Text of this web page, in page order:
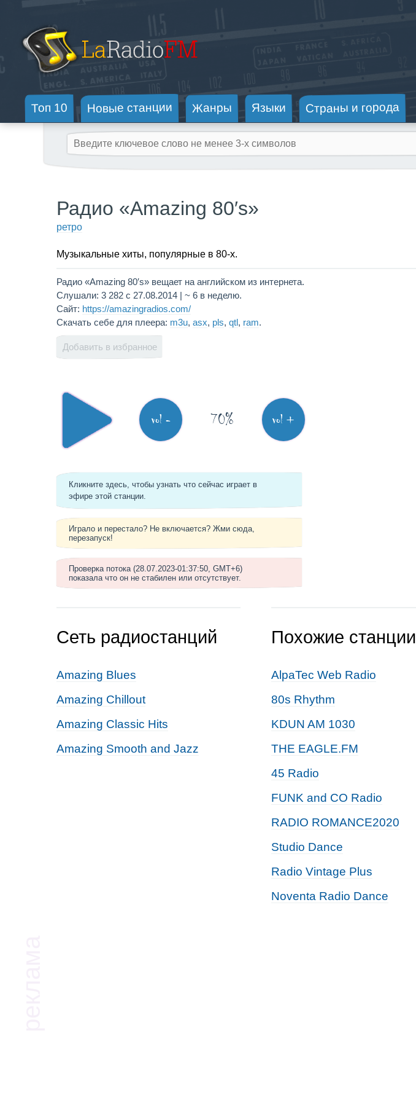
Топ 10 Новые станции Жанры Языки Страны и города
Радио «Amazing 80′s»
ретро
Музыкальные хиты, популярные в 80-х.
Радио «Amazing 80′s» вещает на английском из интернета.
Слушали: 3 282 с 27.08.2014 | ~ 6 в неделю.
Сайт: https://amazingradios.com/
Скачать себе для плеера: m3u, asx, pls, qtl, ram.
Добавить в избранное
vol - 70% vol +
Кликните здесь, чтобы узнать что сейчас играет в
эфире этой станции.
Играло и перестало? Не включается? Жми сюда,
перезапуск!
Проверка потока (28.07.2023-01:37:50, GMT+6)
показала что он не стабилен или отсутствует.
Сеть радиостанций
Amazing Blues
Amazing Chillout
Amazing Classic Hits
Amazing Smooth and Jazz
Похожие станции
AlpaTec Web Radio
80s Rhythm
KDUN AM 1030
THE EAGLE.FM
45 Radio
FUNK and CO Radio
RADIO ROMANCE2020
Studio Dance
Radio Vintage Plus
Noventa Radio Dance